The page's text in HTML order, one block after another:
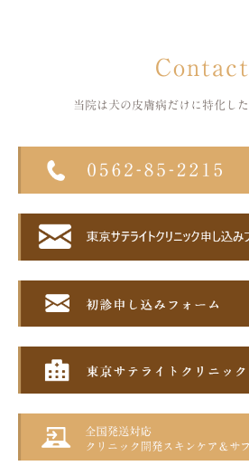
Contact
当院は犬の皮膚病だけに特化した